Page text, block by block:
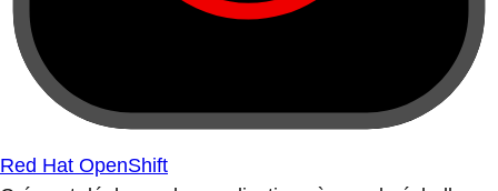
Red Hat OpenShift